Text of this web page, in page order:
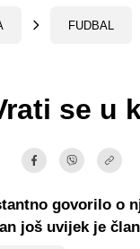
FUDBAL
se u
govorilo o
još uvijek je